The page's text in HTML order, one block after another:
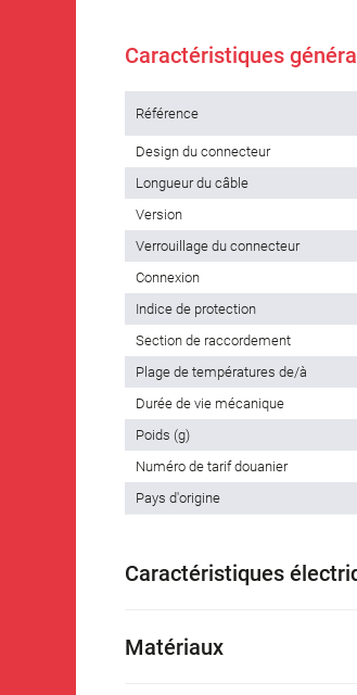
Caractéristiques
Référence
Design du connecteur
Longueur du câble
Version
Verrouillage du connecteur
Connexion
Indice de protection
Section de raccordement
Plage de températures de/à
Durée de vie mécanique
Poids (g)
Numéro de tarif douanier
Pays d'origine
Caractéristiques
Matériaux